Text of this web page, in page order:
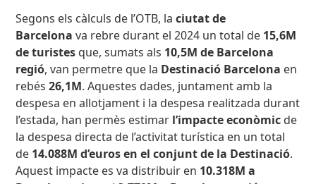
Segons els càlculs de l’OTB, laciutat de
Barcelona va rebre durant el 2024 un total de 15,6M
de turistes que, sumats als 10,5M de Barcelona
regió, van permetre que la Destinació Barcelona en
rebés26,1M. Aquestes dades, juntament amb la
despesa en allotjament i la despesa realitzada durant
l’estada, han permès estimar l’impacte econòmic de
la despesa directa de l’activitat turística en un total
de 14.088M d’euros en el conjunt de la Destinació.
Aquest impacte es va distribuir en 10.318M a